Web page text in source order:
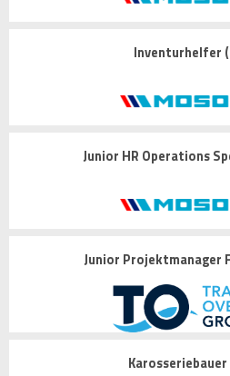
Inventurhelfer
Junior HR Operations
Junior Projektmanager